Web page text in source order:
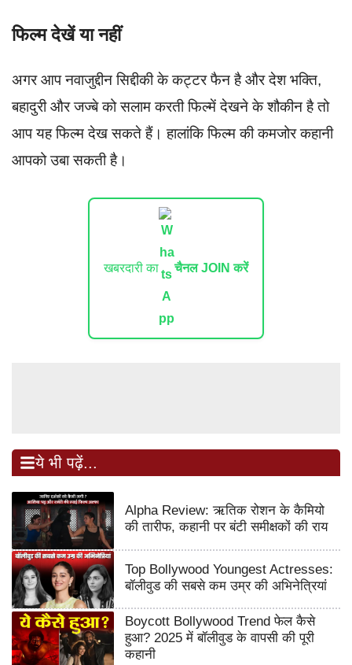
फिल्म देखें या नहीं
अगर आप नवाजुद्दीन सिद्दीकी के कट्टर फैन है और देश भक्ति,
बहादुरी और जज्बे को सलाम करती फिल्में देखने के शौकीन है तो
आप यह फिल्म देख सकते हैं। हालांकि फिल्म की कमजोर कहानी
आपको उबा सकती है।
खबरदारी का चैनल JOIN करें
ये भी पढ़ें...
Alpha Review: ऋतिक रोशन के कैमियो
की तारीफ, कहानी पर बंटी समीक्षकों की राय
Top Bollywood Youngest Actresses:
बॉलीवुड की सबसे कम उम्र की अभिनेत्रियां
Boycott Bollywood Trend फेल कैसे
हुआ? 2025 में बॉलीवुड के वापसी की पूरी
कहानी